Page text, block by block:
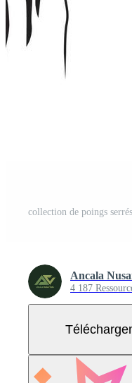
collection de poings
Ancala
4 187